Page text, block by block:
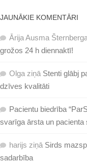
JAUNĀKIE KOMENTĀRI
Ārija Ausma
grožos 24 h diennaktī!
Olga ziņā Stenti glābj
dzīves kvalitāti
Pacientu biedrība
svarīga ārsta un pacienta
harijs ziņā Sirds
sadarbība